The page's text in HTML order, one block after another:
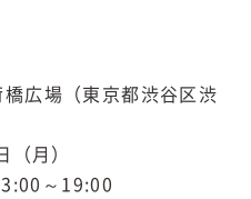
広場（東京都渋谷区渋
月）
～19:00